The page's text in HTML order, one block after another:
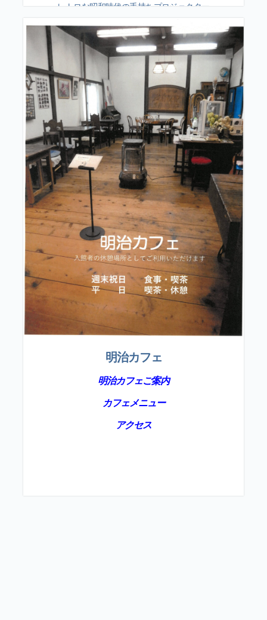
レトロな昭和時代の手持ちプロジェクター
明治カフェ
明治カフェご案内
カフェメニュー
アクセス